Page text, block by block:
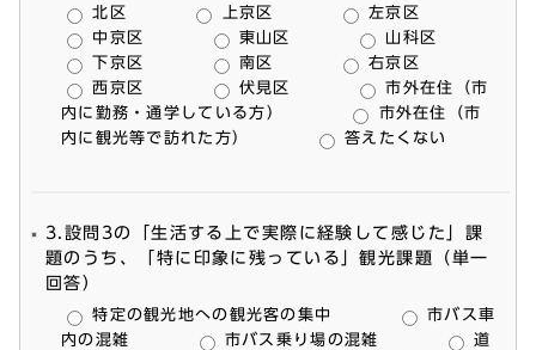
北区 上京区
左京区
中京区
東山区
山科区
下京区
南区
右京区
西京区
伏見区
市外在住（市
内に勤務・通学している方）
市外在住（市
内に観光等で訪れた方）
答えたくない
3.設問3の「生活する上で実際に経験して感じた」課
題のうち、「特に印象に残っている」観光課題（単一
回答）
特定の観光地への観光客の集中
市バス車
内の混雑
市バス乗り場の混雑
道